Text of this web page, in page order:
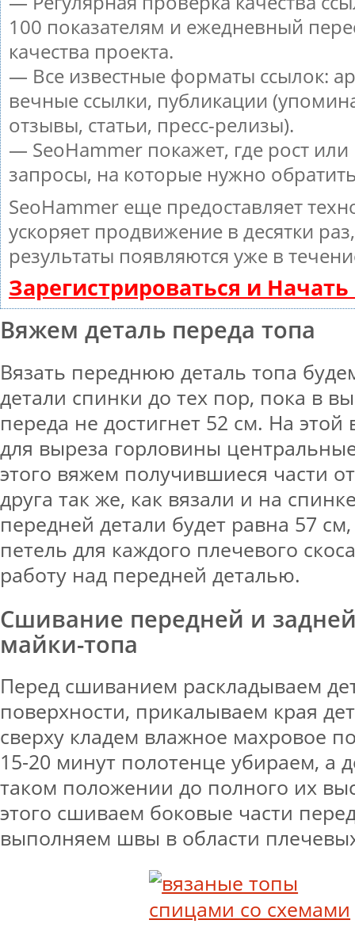
100 показателям и ежедневный
качества проекта.
— Все известные форматы ссылок:
вечные ссылки, публикации
отзывы, статьи, пресс-релизы).
— SeoHammer покажет, где рост или
запросы, на которые нужно
SeoHammer еще предоставляет
ускоряет продвижение в десятки
результаты появляются уже в
Зарегистрироваться и
Вяжем деталь переда топа
Вязать переднюю деталь топа
детали спинки до тех пор, пока в
переда не достигнет 52 см. На
для выреза горловины
этого вяжем получившиеся части
друга так же, как вязали и на
передней детали будет равна 57
петель для каждого плечевого
работу над передней деталью.
Сшивание передней и
майки-топа
Перед сшиванием раскладываем
поверхности, прикалываем края
сверху кладем влажное махровое
15-20 минут полотенце убираем, а
таком положении до полного их
этого сшиваем боковые части
выполняем швы в области